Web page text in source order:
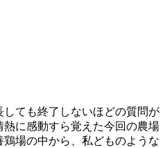
しても終了しないほどの質問が
に感動すら覚えた今回の農場
場の中から、私どものような